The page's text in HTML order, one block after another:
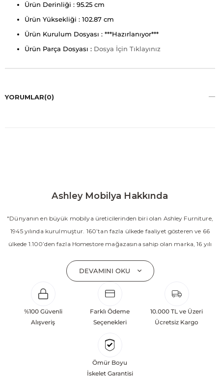
Ürün Derinliği : 95.25 cm
Ürün Yüksekliği : 102.87 cm
Ürün Kurulum Dosyası : ***Hazırlanıyor***
Ürün Parça Dosyası : Dosya İçin Tıklayınız
YORUMLAR(0)
Ashley Mobilya Hakkında
"Dünyanın en büyük mobilya üreticilerinden biri olan Ashley Furniture,
1945 yılında kurulmuştur. 160’tan fazla ülkede faaliyet gösteren ve 66
ülkede 1.100’den fazla Homestore mağazasına sahip olan marka, 16 yılı
yatak odası, oturma odası, yemek odası, home ofis ve ev dekorasyon
aksesuarları dahil olmak üzere 20’den fazla ürün kategorisinde geniş bir
koleksiyon sunmaktadır. Sabit ve hareketli koltuklar, yataklar, bahçe
mobilyaları ve demonte ürün grupları ile ürün yelpazesini sürekli
geliştiren Ashley, güçlü ve verimli global altyapısı sayesinde dünya
başarılarına değil, aynı zamanda gelecekte yaratacağı değerlere
odaklanarak sürekli gelişimi temel yaklaşım olarak benimsemektedir.
Türkiye’deki yatırımları kapsamında, Kayseri Serbest Bölgesi’nde 100
DEVAMINI OKU
%100 Güvenli
Alışveriş
Farklı Ödeme
Seçenekleri
10.000 TL ve Üzeri
Ücretsiz Kargo
Ömür Boyu
İskelet Garantisi